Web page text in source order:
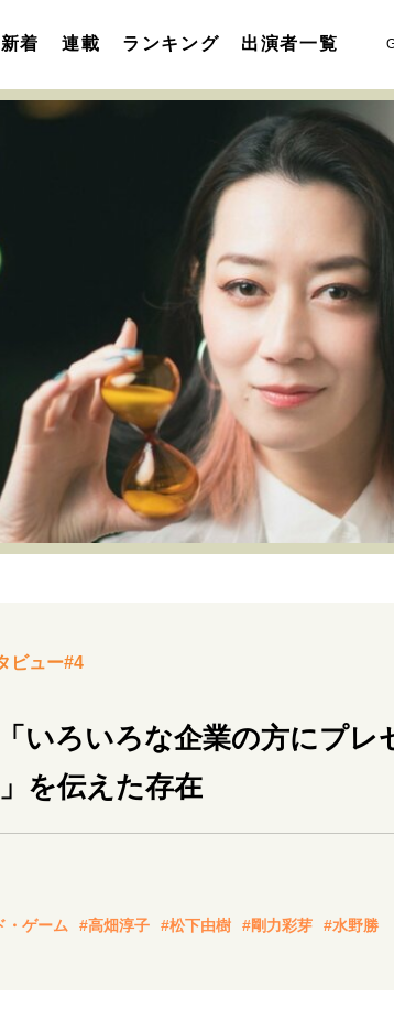
新着 連載 ランキング 出演者一覧
決断の裏側 挫折からの再起
人生が動いた日 10代の挫折と原点
セカンドキャリアの描き方 独立という決断 大
夢を掴む選択
ーダーの流儀 変革の原動力 次世代へのバト
40代からの景色
地域とつながる/お金との付き合い方
ビュー#4
いろいろな企業の方にプレ
を伝えた存在
・ゲーム #高畑淳子 #松下由樹 #剛力彩芽
#水野勝